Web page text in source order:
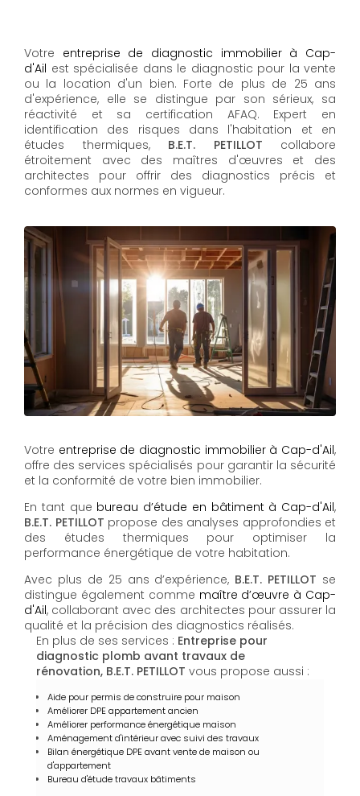
Votre entreprise de diagnostic immobilier à Cap-
d'Ail est spécialisée dans le diagnostic pour la vente
ou la location d'un bien. Forte de plus de 25 ans
d'expérience, elle se distingue par son sérieux, sa
réactivité et sa certification AFAQ. Expert en
identification des risques dans l'habitation et en
études thermiques, B.E.T. PETILLOT collabore
étroitement avec des maîtres d'œuvres et des
architectes pour offrir des diagnostics précis et
conformes aux normes en vigueur.
Votre entreprise de diagnostic immobilier à Cap-d'Ail,
offre des services spécialisés pour garantir la sécurité
et la conformité de votre bien immobilier.
En tant que bureau d’étude en bâtiment à Cap-d'Ail,
B.E.T. PETILLOT propose des analyses approfondies et
des études thermiques pour optimiser la
performance énergétique de votre habitation.
Avec plus de 25 ans d’expérience, B.E.T. PETILLOT se
distingue également comme maître d’œuvre à Cap-
d'Ail, collaborant avec des architectes pour assurer la
qualité et la précision des diagnostics réalisés.
En plus de ses services : Entreprise pour
diagnostic plomb avant travaux de
rénovation, B.E.T. PETILLOT vous propose aussi :
Aide pour permis de construire pour maison
Améliorer DPE appartement ancien
Améliorer performance énergétique maison
Aménagement d'intérieur avec suivi des travaux
Bilan énergétique DPE avant vente de maison ou
d'appartement
Bureau d'étude travaux bâtiments